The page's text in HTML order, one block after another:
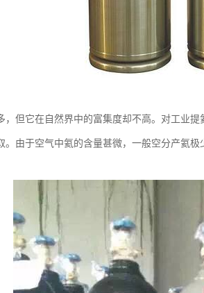
，但它在自然界中的富集度却不高。对工业
。由于空气中氦的含量甚微，一般空分产氦